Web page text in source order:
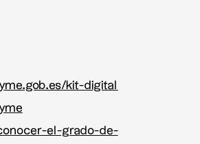
kit-digital
el-grado-de-